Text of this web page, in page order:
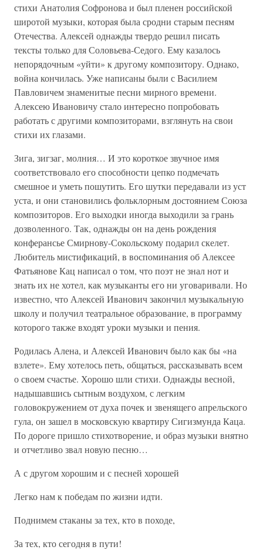
стихи Анатолия Софронова и был пленен российской
широтой музыки, которая была сродни старым песням
Отечества. Алексей однажды твердо решил писать
тексты только для Соловьева-Седого. Ему казалось
непорядочным «уйти» к другому композитору. Однако,
война кончилась. Уже написаны были с Василием
Павловичем знаменитые песни мирного времени.
Алексею Ивановичу стало интересно попробовать
работать с другими композиторами, взглянуть на свои
стихи их глазами.
Зига, зигзаг, молния… И это короткое звучное имя
соответствовало его способности цепко подмечать
смешное и уметь пошутить. Его шутки передавали из уст
уста, и они становились фольклорным достоянием Союза
композиторов. Его выходки иногда выходили за грань
дозволенного. Так, однажды он на день рождения
конферансье Смирнову-Сокольскому подарил скелет.
Любитель мистификаций, в воспоминания об Алексее
Фатьянове Кац написал о том, что поэт не знал нот и
знать их не хотел, как музыканты его ни уговаривали. Но
известно, что Алексей Иванович закончил музыкальную
школу и получил театральное образование, в программу
которого также входят уроки музыки и пения.
Родилась Алена, и Алексей Иванович было как бы «на
взлете». Ему хотелось петь, общаться, рассказывать всем
о своем счастье. Хорошо шли стихи. Однажды весной,
надышавшись сытным воздухом, с легким
головокружением от духа почек и звенящего апрельского
гула, он зашел в московскую квартиру Сигизмунда Каца.
По дороге пришло стихотворение, и образ музыки внятно
и отчетливо звал новую песню…
А с другом хорошим и с песней хорошей
Легко нам к победам по жизни идти.
Поднимем стаканы за тех, кто в походе,
За тех, кто сегодня в пути!